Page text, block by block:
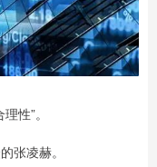
性”。
张凌赫。